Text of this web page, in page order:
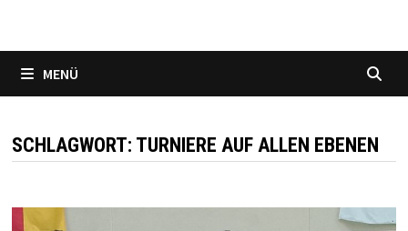
MENÜ
SCHLAGWORT: TURNIERE AUF ALLEN EBENEN